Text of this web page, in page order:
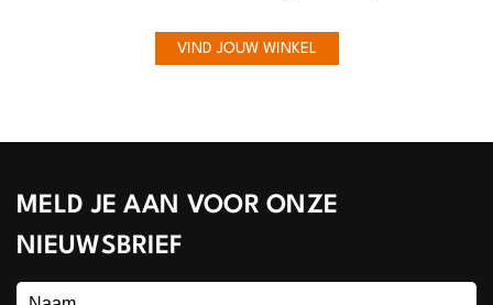
VIND JOUW WINKEL
MELD JE AAN VOOR ONZE
NIEUWSBRIEF